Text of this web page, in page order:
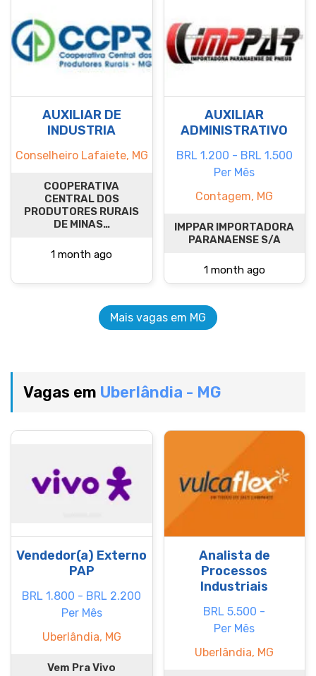
AUXILIAR DE
INDUSTRIA
Conselheiro Lafaiete, MG
COOPERATIVA
CENTRAL DOS
PRODUTORES RURAIS
DE MINAS…
1 month ago
AUXILIAR
ADMINISTRATIVO
BRL 1.200 - BRL 1.500
Per Mês
Contagem, MG
IMPPAR IMPORTADORA
PARANAENSE S/A
1 month ago
Mais vagas em MG
Vagas em Uberlândia - MG
Vendedor(a) Externo
PAP
BRL 1.800 - BRL 2.200
Per Mês
Uberlândia, MG
Vem Pra Vivo
Analista de
Processos
Industriais
BRL 5.500 -
Per Mês
Uberlândia, MG